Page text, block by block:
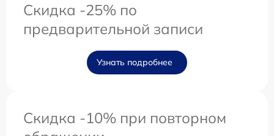
Скидка -25% по
предварительной записи
Узнать подробнее
Скидка -10% при повторном